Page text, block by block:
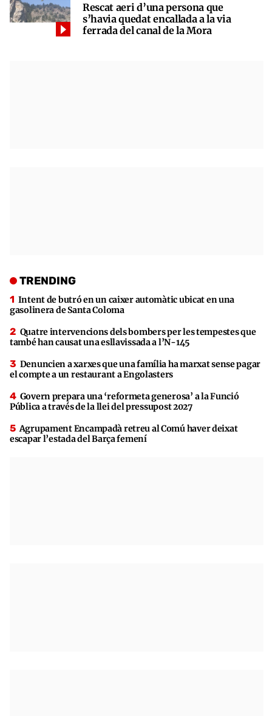
Rescat aeri d’una persona que
s’havia quedat encallada a la via
ferrada del canal de la Mora
TRENDING
Intent de butró en un caixer automàtic ubicat en una
gasolinera de Santa Coloma
Quatre intervencions dels bombers per les tempestes que
també han causat una esllavissada a l’N-145
Denuncien a xarxes que una família ha marxat sense pagar
el compte a un restaurant a Engolasters
Govern prepara una ‘reformeta generosa’ a la Funció
Pública a través de la llei del pressupost 2027
Agrupament Encampadà retreu al Comú haver deixat
escapar l’estada del Barça femení